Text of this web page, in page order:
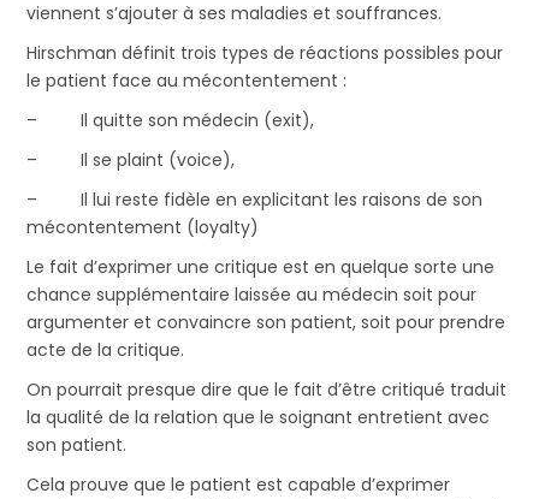
viennent s’ajouter à ses maladies et souffrances.
Hirschman définit trois types de réactions possibles pour
le patient face au mécontentement :
– Il quitte son médecin (exit),
– Il se plaint (voice),
– Il lui reste fidèle en explicitant les raisons de son
mécontentement (loyalty)
Le fait d’exprimer une critique est en quelque sorte une
chance supplémentaire laissée au médecin soit pour
argumenter et convaincre son patient, soit pour prendre
acte de la critique.
On pourrait presque dire que le fait d’être critiqué traduit
la qualité de la relation que le soignant entretient avec
son patient.
Cela prouve que le patient est capable d’exprimer